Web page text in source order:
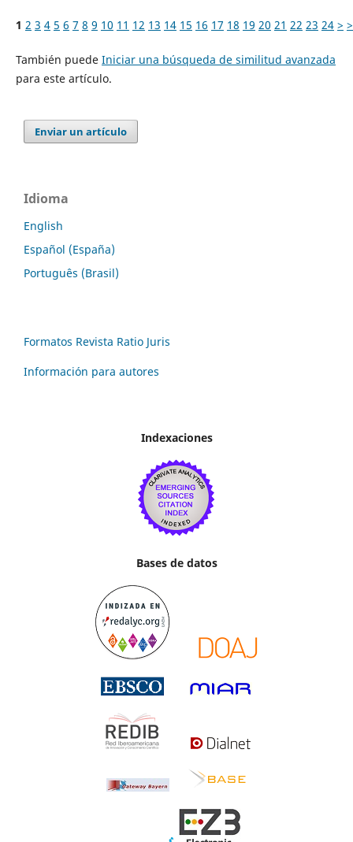
1 2 3 4 5 6 7 8 9 10 11 12 13 14 15 16 17 18 19 20 21 22 23 24 >
También puede Iniciar una búsqueda de similitud avanzada
para este artículo.
Enviar un artículo
Idioma
English
Español (España)
Português (Brasil)
Formatos Revista Ratio Juris
Información para autores
Indexaciones
Bases de datos